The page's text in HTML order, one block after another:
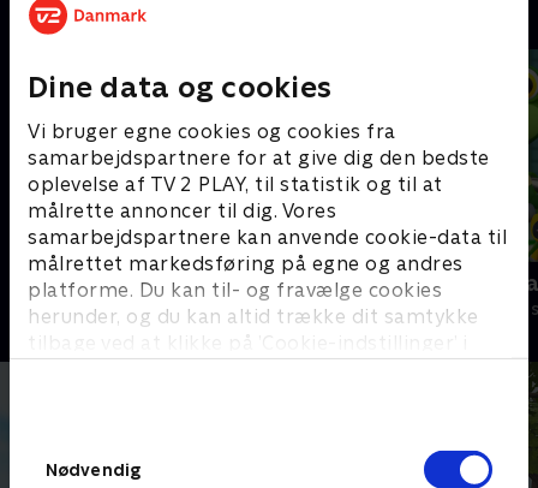
Dine data og cookies
Vi bruger egne cookies og cookies fra
samarbejdspartnere for at give dig den bedste
oplevelse af TV 2 PLAY, til statistik og til at
målrette annoncer til dig. Vores
samarbejdspartnere kan anvende cookie-data til
målrettet markedsføring på egne og andres
platforme. Du kan til- og fravælge cookies
herunder, og du kan altid trække dit samtykke
tilbage ved at klikke på ’Cookie-indstillinger’ i
Nødvendig
Andre så også
Gurli Gris
Børneserier • 4 sæsoner
Geckos
Børneserier • 2